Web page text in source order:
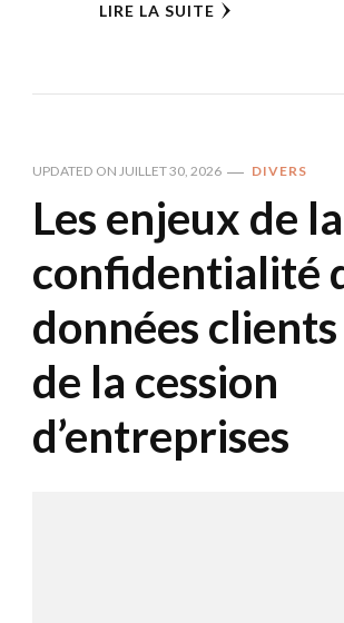
LIRE LA SUITE
UPDATED ON JUILLET 30, 2026 DIVERS
Les enjeux de la
confidentialité
données
de la cession
d’entreprises